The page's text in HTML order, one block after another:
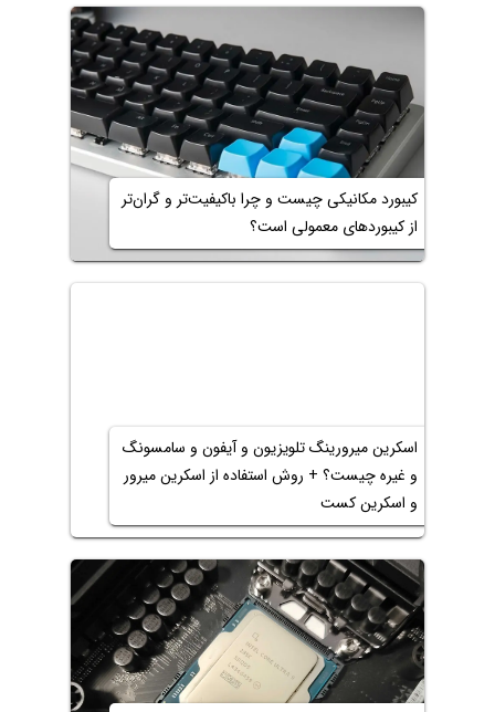
کیبورد مکانیکی چیست و چرا باکیفیت‌تر و گران‌تر
از کیبوردهای معمولی است؟
اسکرین میرورینگ تلویزیون و آیفون و سامسونگ
و غیره چیست؟ + روش استفاده از اسکرین میرور
و اسکرین کست